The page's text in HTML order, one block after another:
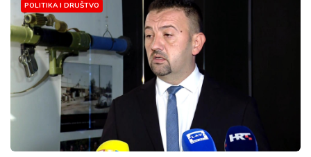
POLITIKA I DRUŠTVO